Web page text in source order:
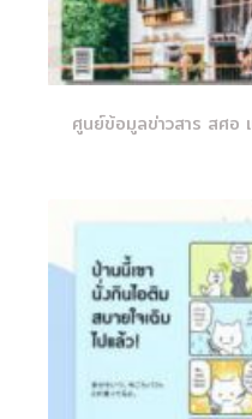
ศูนย์ข้อมูลข่าวสาร สศอ